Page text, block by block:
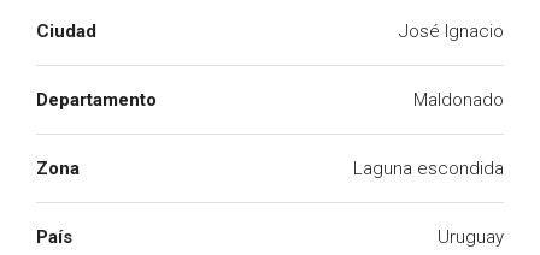
Ciudad José Ignacio
Departamento Maldonado
Zona Laguna escondida
País Uruguay